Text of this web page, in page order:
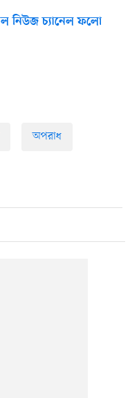
নিউজ চ্যানেল ফলো
অপরাধ